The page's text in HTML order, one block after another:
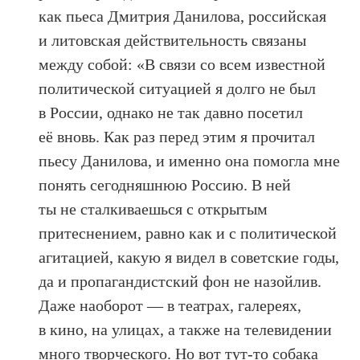
как пьеса Дмитрия Данилова, российская
и литовская действительность связаны
между собой: «В связи со всем известной
политической ситуацией я долго не был
в России, однако не так давно посетил
её вновь. Как раз перед этим я прочитал
пьесу Данилова, и именно она помогла мне
понять сегодняшнюю Россию. В ней
ты не сталкиваешься с открытым
притеснением, равно как и с политической
агитацией, какую я видел в советские годы,
да и пропагандистский фон не назойлив.
Даже наоборот — в театрах, галереях,
в кино, на улицах, а также на телевидении
много творческого. Но вот тут-то собака